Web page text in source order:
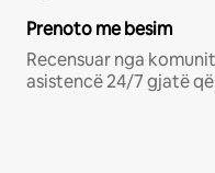
Prenoto me besim
Recensuar nga
asistencë 24/7 gjatë